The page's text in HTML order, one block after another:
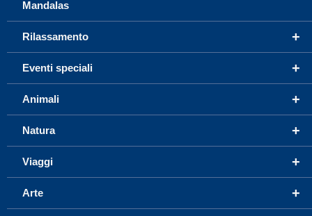
Mandalas
+
Rilassamento
+
Eventi speciali
+
Animali
+
Natura
+
Viaggi
+
Arte